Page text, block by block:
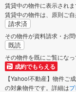
賃貸中の物件に表示されま
賃貸中の物件は、原則ご
請求済
その物件が資料請求・お
既読
その物件を既にご覧にな
成約でもらえる
【Yahoo!不動産】物件ご
の対象物件です。詳細は